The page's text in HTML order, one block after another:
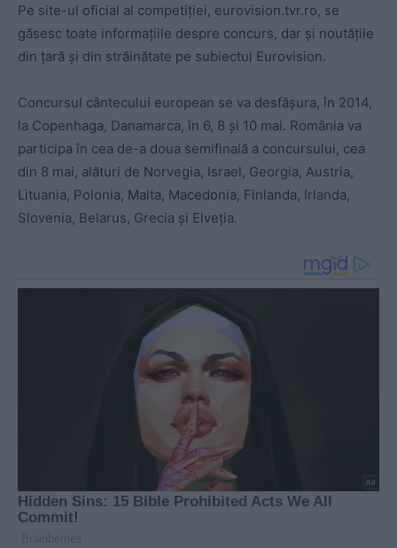
Pe site-ul oficial al competiției, eurovision.tvr.ro, se
găsesc toate informaţiile despre concurs, dar şi noutăţile
din ţară şi din străinătate pe subiectul Eurovision.
Concursul cântecului european se va desfăşura, în 2014,
la Copenhaga, Danamarca, în 6, 8 şi 10 mai. România va
participa în cea de-a doua semifinală a concursului, cea
din 8 mai, alături de Norvegia, Israel, Georgia, Austria,
Lituania, Polonia, Malta, Macedonia, Finlanda, Irlanda,
Slovenia, Belarus, Grecia şi Elveţia.